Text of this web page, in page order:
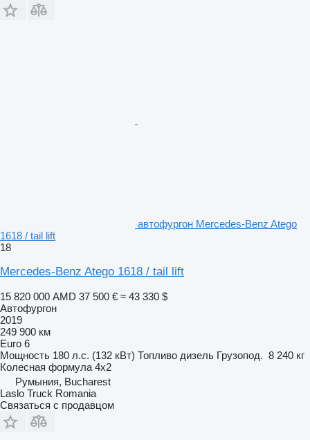
автофургон Mercedes-Benz Atego
1618 / tail lift
18
Mercedes-Benz Atego 1618 / tail lift
15 820 000 AMD 37 500 € ≈ 43 330 $
Автофургон
2019
249 900 км
Euro 6
Мощность 180 л.с. (132 кВт) Топливо дизель Грузопод. 8 240 кг
Колесная формула 4x2
Румыния, Bucharest
Laslo Truck Romania
Связаться с продавцом